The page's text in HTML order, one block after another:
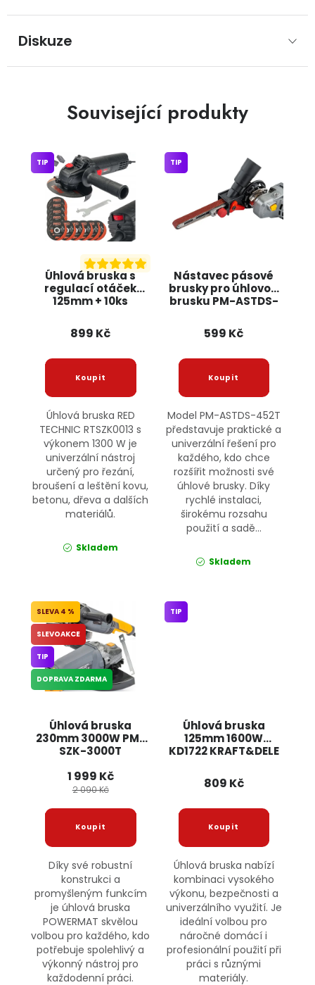
Diskuze
Související produkty
Úhlová bruska s
regulací otáček
125mm + 10ks
RTSZK0013 RED
TECHNIC
TIP
899 Kč
Úhlová bruska RED
TECHNIC RTSZK0013 s
výkonem 1300 W je
univerzální nástroj
určený pro řezání,
broušení a leštění kovu,
betonu, dřeva a dalších
materiálů.
Skladem
Nástavec pásové
brusky pro úhlovou
brusku PM-ASTDS-
TIP
599 Kč
Model PM-ASTDS-452T
představuje praktické a
univerzální řešení pro
každého, kdo chce
rozšířit možnosti své
úhlové brusky. Díky
rychlé instalaci,
širokému rozsahu
použití a sadě...
Skladem
Úhlová bruska
230mm 3000W PM-
SZK-3000T
4 %
SLEVOAKCE
TIP
DOPRAVA ZDARMA
1 999 Kč
2 090 Kč
Díky své robustní
konstrukci a
promyšleným funkcím
je úhlová bruska
POWERMAT skvělou
volbou pro každého, kdo
potřebuje spolehlivý a
výkonný nástroj pro
každodenní práci.
Úhlová bruska
125mm 1600W
KD1722 KRAFT&DELE
TIP
809 Kč
Úhlová bruska nabízí
kombinaci vysokého
výkonu, bezpečnosti a
univerzálního využití. Je
ideální volbou pro
náročné domácí i
profesionální použití při
práci s různými
materiály.